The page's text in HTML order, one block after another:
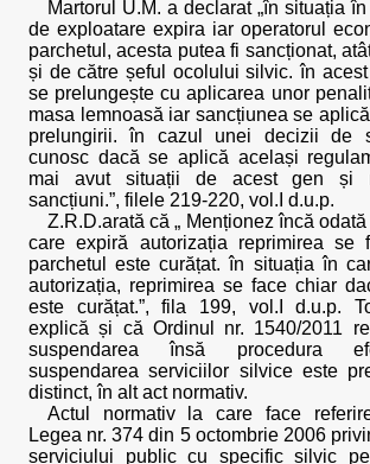
Martorul U.M. a declarat „în situația
de exploatare expira iar operatorul
parchetul, acesta putea fi sancționat,
și de către șeful ocolului silvic. în
se prelungește cu aplicarea unor
masa lemnoasă iar sancțiunea se
prelungirii. în cazul unei decizii de
cunosc dacă se aplică același
mai avut situații de acest gen și
sancțiuni.”, filele 219-220, vol.I d.u.p.
Z.R.D.arată că „ Menționez încă
care expiră autorizația reprimirea se
parchetul este curățat. în situația în
autorizația, reprimirea se face chiar
este curățat.”, fila 199, vol.I d.u.p.
explică și că Ordinul nr. 1540/2011
suspendarea însă procedura
suspendarea serviciilor silvice este
distinct, în alt act normativ.
Actul normativ la care face
Legea nr. 374 din 5 octombrie 2006
serviciului public cu specific silvic